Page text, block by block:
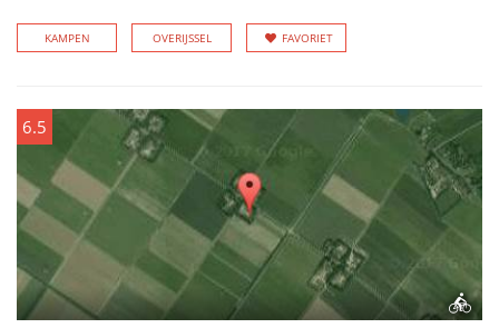
KAMPEN OVERIJSSEL FAVORIET
6.5